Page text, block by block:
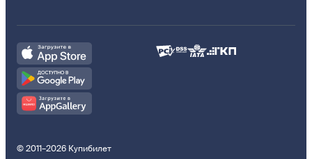
© 2011–2026 Купибилет